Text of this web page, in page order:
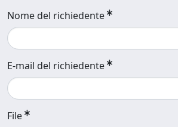
Nome del richiedente
E-mail del richiedente
File